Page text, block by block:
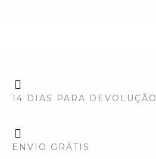
14 DIAS PARA DEVOLUÇÃO
ENVIO GRÁTIS